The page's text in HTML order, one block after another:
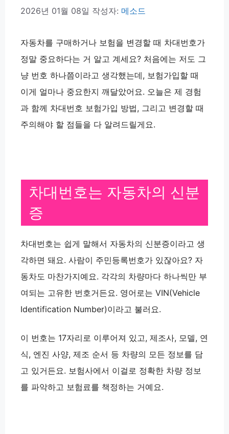
2026년 01월 08일 작성자: 메소드
자동차를 구매하거나 보험을 변경할 때 차대번호가
정말 중요하다는 거 알고 계세요? 처음에는 저도 그
냥 번호 하나쯤이라고 생각했는데, 보험가입할 때
이게 얼마나 중요한지 깨달았어요. 오늘은 제 경험
과 함께 차대번호 보험가입 방법, 그리고 변경할 때
주의해야 할 점들을 다 알려드릴게요.
차대번호는 자동차의 신분
증
차대번호는 쉽게 말해서 자동차의 신분증이라고 생
각하면 돼요. 사람이 주민등록번호가 있잖아요? 자
동차도 마찬가지예요. 각각의 차량마다 하나씩만 부
여되는 고유한 번호거든요. 영어로는 VIN(Vehicle
Identification Number)이라고 불러요.
이 번호는 17자리 로 이루어져 있고, 제조사, 모델, 연
식, 엔진 사양, 제조 순서 등 차량의 모든 정보를 담
고 있거든요. 보험사에서 이걸로 정확한 차량 정보
를 파악하고 보험료를 책정하는 거예요.